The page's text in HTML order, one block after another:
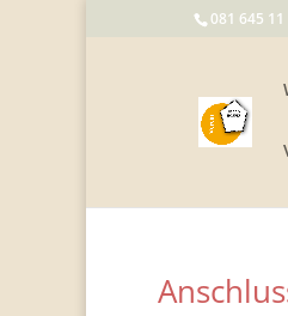
081 645 11